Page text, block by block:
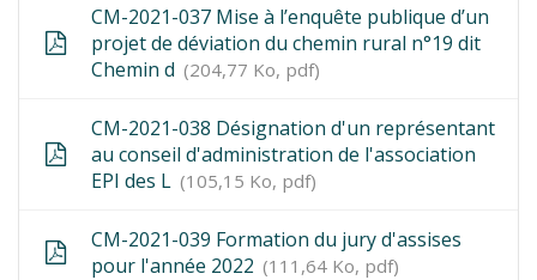
CM-2021-037 Mise à l’enquête publique d’un
projet de déviation du chemin rural n°19 dit
Chemin d
204,77 Ko, pdf
CM-2021-038 Désignation d'un représentant
au conseil d'administration de l'association
EPI des L
105,15 Ko, pdf
CM-2021-039 Formation du jury d'assises
pour l'année 2022
111,64 Ko, pdf